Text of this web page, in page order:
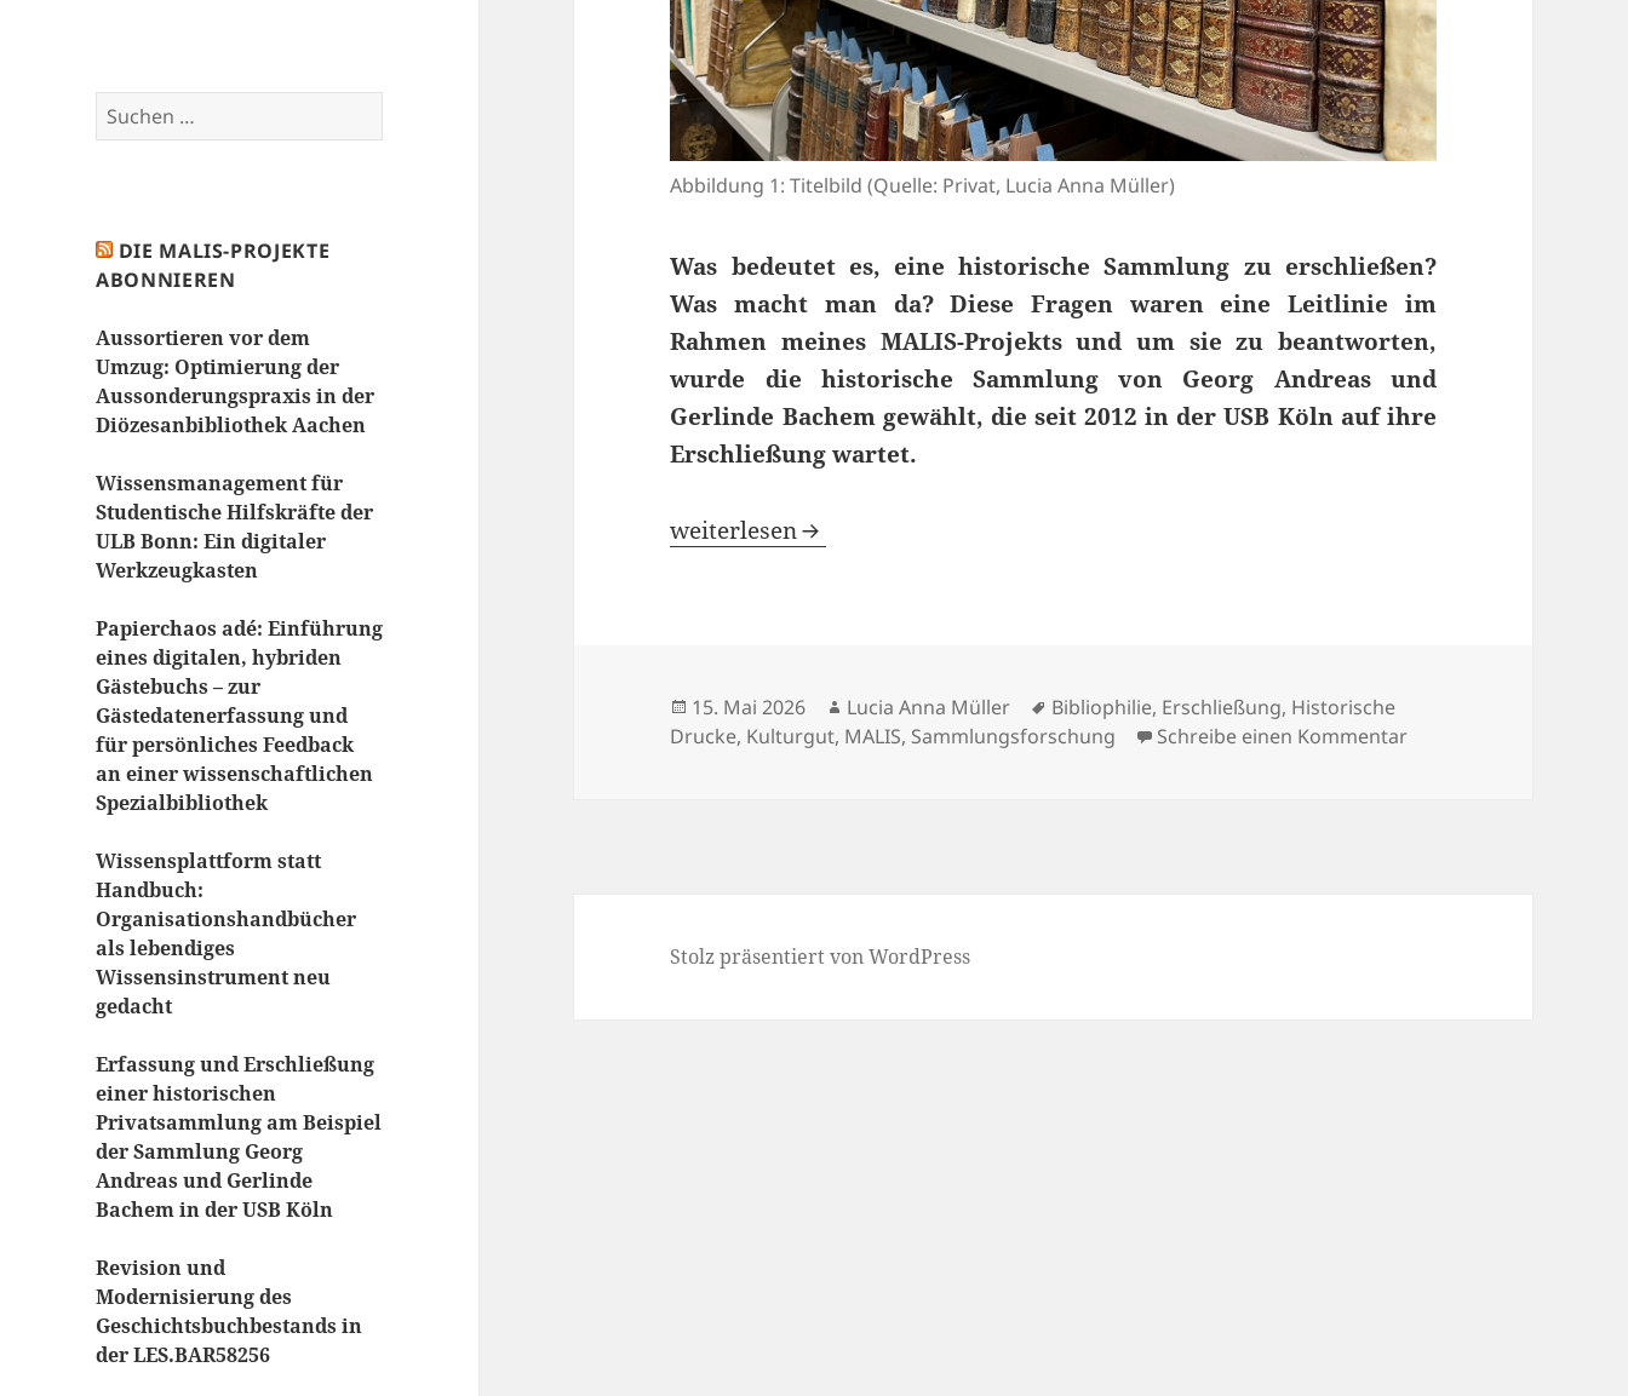
Suchen
nach:
DIE MALIS-PROJEKTE
ABONNIEREN
Aussortieren vor dem
Umzug: Optimierung der
Aussonderungspraxis in der
Diözesanbibliothek Aachen
Wissensmanagement für
Studentische Hilfskräfte der
ULB Bonn: Ein digitaler
Werkzeugkasten
Papierchaos adé: Einführung
eines digitalen, hybriden
Gästebuchs – zur
Gästedatenerfassung und
für persönliches Feedback
an einer wissenschaftlichen
Spezialbibliothek
Wissensplattform statt
Handbuch:
Organisationshandbücher
als lebendiges
Wissensinstrument neu
gedacht
Erfassung und Erschließung
einer historischen
Privatsammlung am Beispiel
der Sammlung Georg
Andreas und Gerlinde
Bachem in der USB Köln
Revision und
Modernisierung des
Geschichtsbuchbestands in
der LES.BAR58256
Abbildung 1: Titelbild (Quelle: Privat, Lucia Anna Müller)
Was bedeutet es, eine historische Sammlung zu erschließen?
Was macht man da? Diese Fragen waren eine Leitlinie im
Rahmen meines MALIS-Projekts und um sie zu beantworten,
wurde die historische Sammlung von Georg Andreas und
Gerlinde Bachem gewählt, die seit 2012 in der USB Köln auf ihre
Erschließung wartet.
Erfassung und Erschließung einer historischen Privatsammlung am Beispiel der
weiterlesen
Veröffentlicht
am
15. Mai 2026 Autor
Lucia Anna Müller Schlagwörter
Bibliophilie, Erschließung, Historische
Drucke, Kulturgut, MALIS, Sammlungsforschung Schreibe einen Kommentarzu Erfassung und
Stolz präsentiert von WordPress